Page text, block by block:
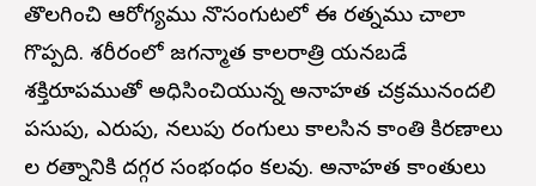
తొలగించి ఆరోగ్యము నొసంగుటలో ఈ రత్నము చాలా
గొప్పది. శరీరంలో జగన్మాత కాలరాత్రి యనబడే
శక్తిరూపముతో అధిసించియున్న అనాహత చక్రమునందలి
పసుపు, ఎరుపు, నలుపు రంగులు కాలసిన కాంతి కిరణాలు
నీల రత్నానికి దగ్గర సంభంధం కలవు. అనాహత కాంతులు